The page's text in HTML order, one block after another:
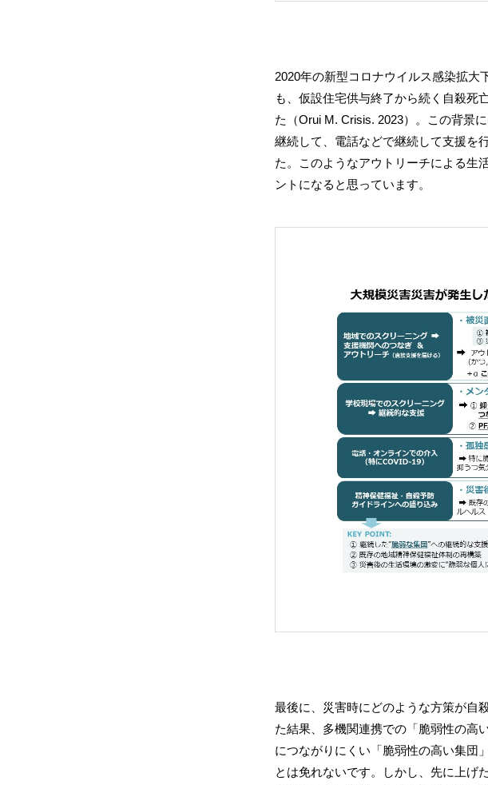
2020年の新型コロナウイルス感染拡
も、仮設住宅供与終了から続く自殺死
た（Orui M. Crisis. 2023）。この背景
継続して、電話などで継続して支援を
た。このようなアウトリーチによる生
ントになると思っています。
最後に、災害時にどのような方策が自
た結果、多機関連携での「脆弱性の高
につながりにくい「脆弱性の高い集団
とは免れないです。しかし、先に上げ